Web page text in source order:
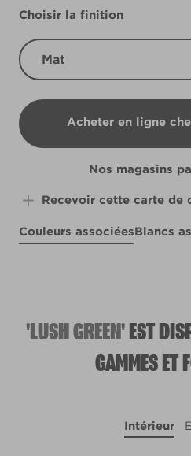
Choisir la finition
Mat
Acheter en ligne
B&Q
Nos magasins
Recevoir cette carte de
Couleurs associéesBlancs
'LUSH GREEN' EST
GAMMES ET
Intérieur